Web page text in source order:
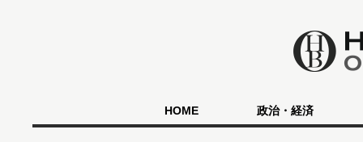
HOME 政治・経済